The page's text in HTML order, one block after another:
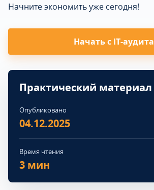
Начните экономить уже сегодня!
Начать с IT-аудита
Практический материал
Опубликовано
04.12.2025
Время чтения
3 мин